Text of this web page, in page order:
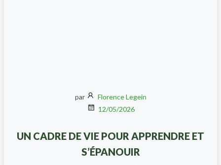
par
Florence Legein
12/05/2026
UN CADRE DE VIE POUR APPRENDRE ET
S’ÉPANOUIR